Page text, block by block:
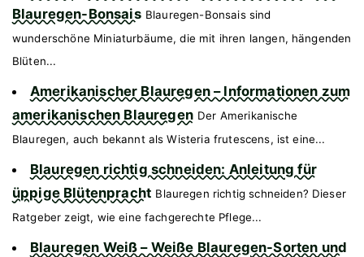
Blauregen-Bonsais Blauregen-Bonsais sind
wunderschöne Miniaturbäume, die mit ihren langen, hängenden
Blüten...
Amerikanischer Blauregen – Informationen zum
amerikanischen Blauregen Der Amerikanische
Blauregen, auch bekannt als Wisteria frutescens, ist eine...
Blauregen richtig schneiden: Anleitung für
üppige Blütenpracht Blauregen richtig schneiden? Dieser
Ratgeber zeigt, wie eine fachgerechte Pflege...
Blauregen Weiß – Weiße Blauregen-Sorten und